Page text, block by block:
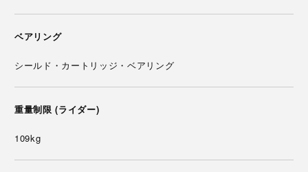
ベアリング
シールド・カートリッジ・ベアリング
重量制限 (ライダー)
109kg